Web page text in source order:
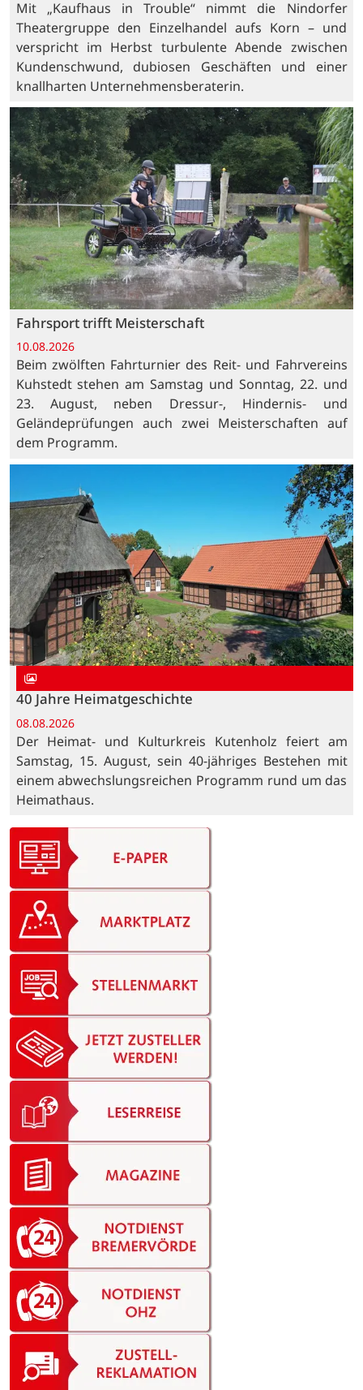
Mit „Kaufhaus in Trouble“ nimmt die Nindorfer
Theatergruppe den Einzelhandel aufs Korn – und
verspricht im Herbst turbulente Abende zwischen
Kundenschwund, dubiosen Geschäften und einer
knallharten Unternehmensberaterin.
Fahrsport trifft Meisterschaft
10.08.2026
Beim zwölften Fahrturnier des Reit- und Fahrvereins
Kuhstedt stehen am Samstag und Sonntag, 22. und
23. August, neben Dressur-, Hindernis- und
Geländeprüfungen auch zwei Meisterschaften auf
dem Programm.
40 Jahre Heimatgeschichte
08.08.2026
Der Heimat- und Kulturkreis Kutenholz feiert am
Samstag, 15. August, sein 40-jähriges Bestehen mit
einem abwechslungsreichen Programm rund um das
Heimathaus.